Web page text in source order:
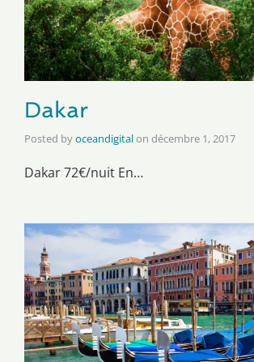
Dakar
Posted byoceandigitalon décembre 1, 2017
Dakar 72€/nuit En…